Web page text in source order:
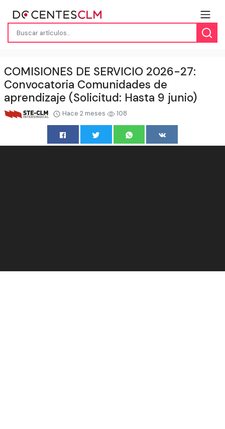
COMISIONES DE SERVICIO 2026-27:
Convocatoria Comunidades de
aprendizaje (Solicitud: Hasta 9 junio)
Hace 2 meses 108